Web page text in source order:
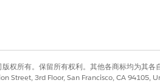
需转到单个记录和相关列表。使用此
权所有。保留所有权利。其他各商标均为其各
Street, 3rd Floor, San Francisco, CA 94105,